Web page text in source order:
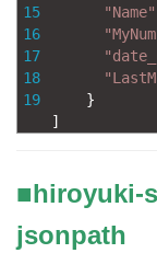
15
16
17
18
19
"Name"
}
]
■hiroyuki-
jsonpath